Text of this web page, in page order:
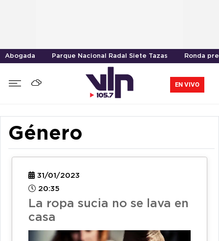
Abogada Parque Nacional Radal Siete Tazas Ronda
EN VIVO
Género
31/01/2023
20:35
La ropa sucia no se lava en
casa